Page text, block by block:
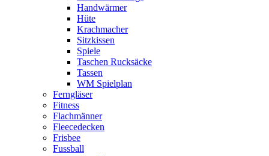
Handwärmer
Hüte
Krachmacher
Sitzkissen
Spiele
Taschen Rucksäcke
Tassen
WM Spielplan
Ferngläser
Fitness
Flachmänner
Fleecedecken
Frisbee
Fussball